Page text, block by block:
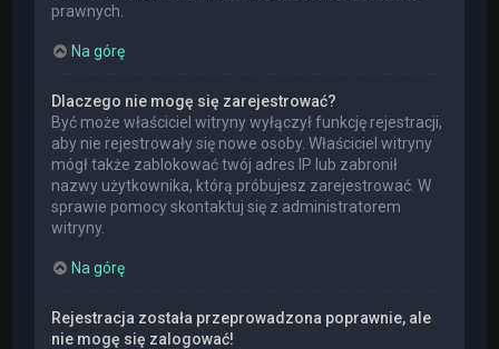
prawnych.
Na górę
Dlaczego nie mogę się zarejestrować?
Być może właściciel witryny wyłączył funkcję rejestracji,
aby nie rejestrowały się nowe osoby. Właściciel witryny
mógł także zablokować twój adres IP lub zabronił
nazwy użytkownika, którą próbujesz zarejestrować. W
sprawie pomocy skontaktuj się z administratorem
witryny.
Na górę
Rejestracja została przeprowadzona poprawnie, ale
nie mogę się zalogować!